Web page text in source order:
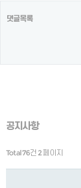
댓글목록
공지사항
Total 76건 2 페이지